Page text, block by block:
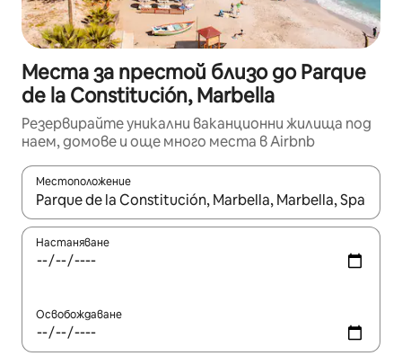
Места за престой близо до Parque
de la Constitución, Marbella
Резервирайте уникални ваканционни жилища под
наем, домове и още много места в Airbnb
Местоположение
Когато резултатите се покажат, използвайте
Настаняване
Освобождаване